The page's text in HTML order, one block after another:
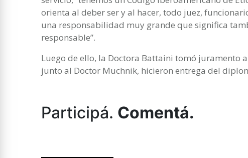
orienta al deber ser y al hacer, todo juez,
una responsabilidad muy grande que significa
responsable”.
Luego de ello, la Doctora Battaini tomó juramento
junto al Doctor Muchnik, hicieron entrega del
Participá. Comentá.